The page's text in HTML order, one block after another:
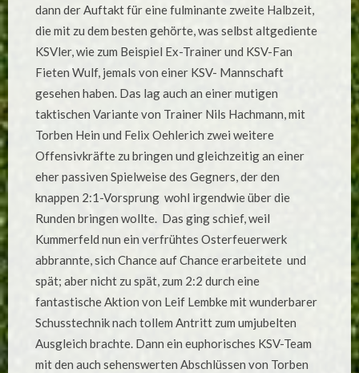
dann der Auftakt für eine fulminante zweite Halbzeit,
die mit zu dem besten gehörte, was selbst altgediente
KSVler, wie zum Beispiel Ex-Trainer und KSV-Fan
Fieten Wulf, jemals von einer KSV- Mannschaft
gesehen haben. Das lag auch an einer mutigen
taktischen Variante von Trainer Nils Hachmann, mit
Torben Hein und Felix Oehlerich zwei weitere
Offensivkräfte zu bringen und gleichzeitig an einer
eher passiven Spielweise des Gegners, der den
knappen 2:1-Vorsprung wohl irgendwie über die
Runden bringen wollte. Das ging schief, weil
Kummerfeld nun ein verfrühtes Osterfeuerwerk
abbrannte, sich Chance auf Chance erarbeitete und
spät; aber nicht zu spät, zum 2:2 durch eine
fantastische Aktion von Leif Lembke mit wunderbarer
Schusstechnik nach tollem Antritt zum umjubelten
Ausgleich brachte. Dann ein euphorisches KSV-Team
mit den auch sehenswerten Abschlüssen von Torben